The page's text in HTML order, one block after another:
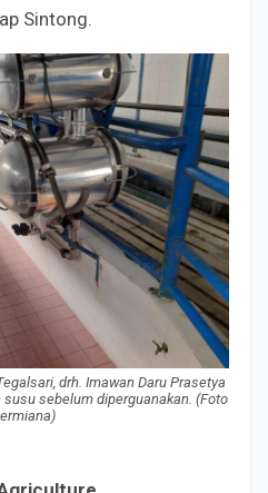
Sintong.
drh. Imawan Daru Prasetya
sebelum diperguanakan. (Foto